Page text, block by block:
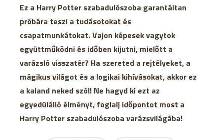
Ez a Harry Potter szabadulószoba garantáltan
próbára teszi a tudásotokat és
csapatmunkátokat. Vajon képesek vagytok
együttműködni és időben kijutni, mielőtt a
varázsló visszatér? Ha szereted a rejtélyeket, a
mágikus világot és a logikai kihívásokat, akkor ez
a kaland neked szól! Ne hagyd ki ezt az
egyedülálló élményt, foglalj időpontot most a
Harry Potter szabadulószoba varázsvilágába!